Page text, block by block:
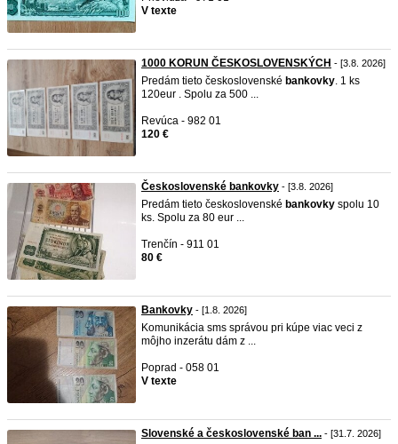
V texte
1000 KORUN ČESKOSLOVENSKÝCH - [3.8. 2026]
Predám tieto československé bankovky. 1 ks
120eur . Spolu za 500 ...
Revúca - 982 01
120 €
Československé bankovky - [3.8. 2026]
Predám tieto československé bankovky spolu 10
ks. Spolu za 80 eur ...
Trenčín - 911 01
80 €
Bankovky - [1.8. 2026]
Komunikácia sms správou pri kúpe viac veci z
môjho inzerátu dám z ...
Poprad - 058 01
V texte
Slovenské a československé ban ... - [31.7. 2026]